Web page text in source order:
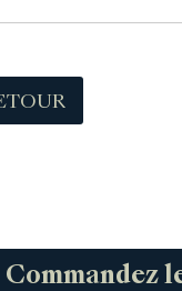
Commandez